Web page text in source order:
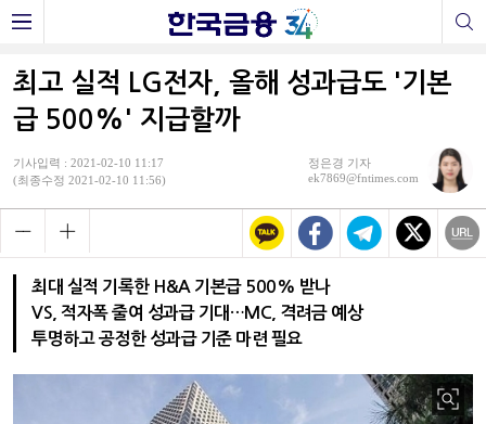
최고 실적 LG전자, 올해 성과급도 '기본
급 500%' 지급할까
기사입력 : 2021-02-10 11:17
(최종수정 2021-02-10 11:56)
정은경 기자
ek7869@fntimes.com
최대 실적 기록한 H&A 기본급 500% 받나
VS, 적자폭 줄여 성과급 기대…MC, 격려금 예상
투명하고 공정한 성과급 기준 마련 필요